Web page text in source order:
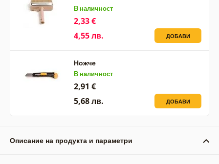
В наличност
2,33 €
4,55 лв.
ДОБАВИ
Ножче
В наличност
2,91 €
5,68 лв.
ДОБАВИ
Описание на продукта и параметри